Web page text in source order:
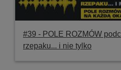
#39 ‐ POLE ROZMÓW
rzepaku... i nie tylko